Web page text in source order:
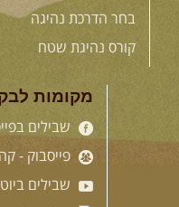
בחר הדרכת נהיגה
קורס נהיגת שטח
מקומות
שבילים
פייסבוק -
שבילים